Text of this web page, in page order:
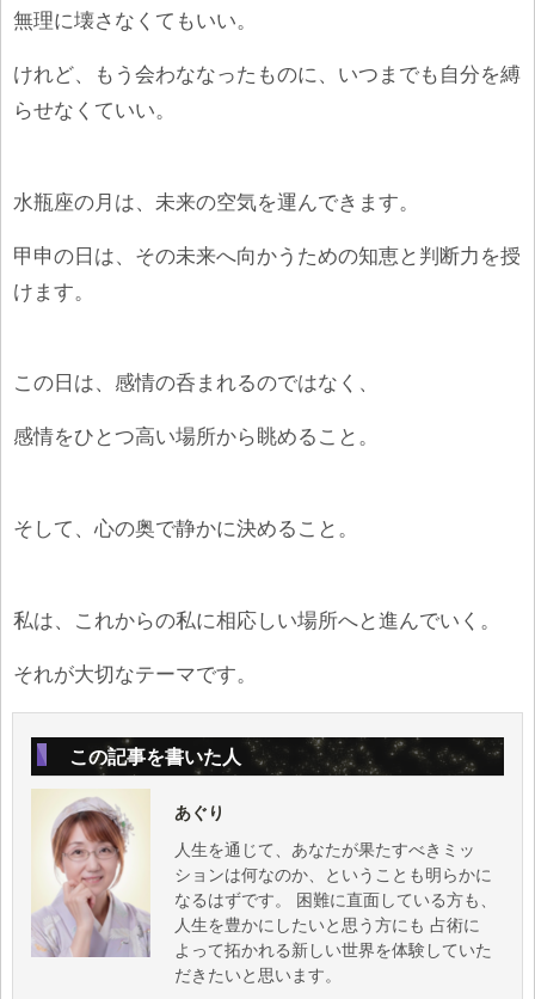
無理に壊さなくてもいい。
けれど、もう会わななったものに、いつまでも自分を縛
らせなくていい。
水瓶座の月は、未来の空気を運んできます。
甲申の日は、その未来へ向かうための知恵と判断力を授
けます。
この日は、感情の呑まれるのではなく、
感情をひとつ高い場所から眺めること。
そして、心の奥で静かに決めること。
私は、これからの私に相応しい場所へと進んでいく。
それが大切なテーマです。
この記事を書いた人
あぐり
人生を通じて、あなたが果たすべきミッ
ションは何なのか、ということも明らかに
なるはずです。 困難に直面している方も、
人生を豊かにしたいと思う方にも 占術に
よって拓かれる新しい世界を体験していた
だきたいと思います。